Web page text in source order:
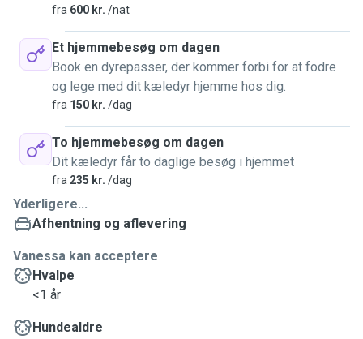
fra 600 kr. /nat
Et hjemmebesøg om dagen
Book en dyrepasser, der kommer forbi for at fodre
og lege med dit kæledyr hjemme hos dig.
fra 150 kr. /dag
To hjemmebesøg om dagen
Dit kæledyr får to daglige besøg i hjemmet
fra 235 kr. /dag
Yderligere...
Afhentning og aflevering
Vanessa kan acceptere
Hvalpe
<1 år
Hundealdre